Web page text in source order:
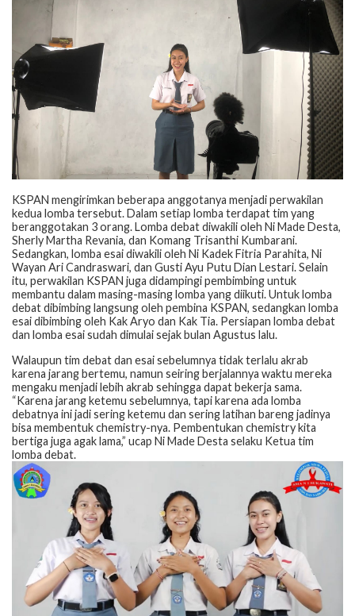
KSPAN mengirimkan beberapa anggotanya menjadi perwakilan
kedua lomba tersebut. Dalam setiap lomba terdapat tim yang
beranggotakan 3 orang. Lomba debat diwakili oleh Ni Made Desta,
Sherly Martha Revania, dan Komang Trisanthi Kumbarani.
Sedangkan, lomba esai diwakili oleh Ni Kadek Fitria Parahita, Ni
Wayan Ari Candraswari, dan Gusti Ayu Putu Dian Lestari. Selain
itu, perwakilan KSPAN juga didampingi pembimbing untuk
membantu dalam masing-masing lomba yang diikuti. Untuk lomba
debat dibimbing langsung oleh pembina KSPAN, sedangkan lomba
esai dibimbing oleh Kak Aryo dan Kak Tia. Persiapan lomba debat
dan lomba esai sudah dimulai sejak bulan Agustus lalu.
Walaupun tim debat dan esai sebelumnya tidak terlalu akrab
karena jarang bertemu, namun seiring berjalannya waktu mereka
mengaku menjadi lebih akrab sehingga dapat bekerja sama.
“Karena jarang ketemu sebelumnya, tapi karena ada lomba
debatnya ini jadi sering ketemu dan sering latihan bareng jadinya
bisa membentuk chemistry-nya. Pembentukan chemistry kita
bertiga juga agak lama,” ucap Ni Made Desta selaku Ketua tim
lomba debat.